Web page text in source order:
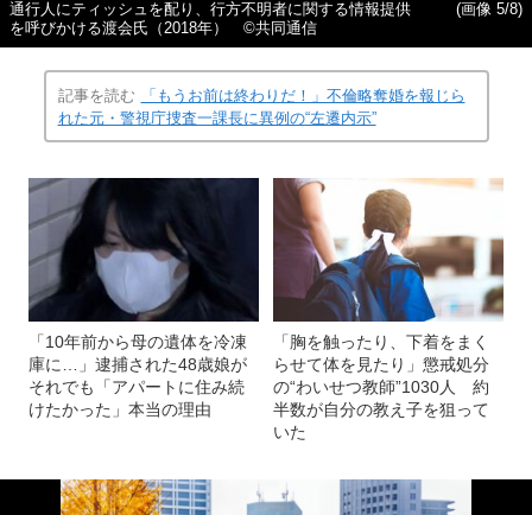
通行人にティッシュを配り、行方不明者に関する情報提供
を呼びかける渡会氏（2018年） ©️共同通信
(画像 5/8)
記事を読む
「もうお前は終わりだ！」不倫略奪婚を報じら
れた元・警視庁捜査一課長に異例の“左遷内示”
「10年前から母の遺体を冷凍
庫に…」逮捕された48歳娘が
それでも「アパートに住み続
けたかった」本当の理由
「胸を触ったり、下着をまく
らせて体を見たり」懲戒処分
の“わいせつ教師”1030人 約
半数が自分の教え子を狙って
いた